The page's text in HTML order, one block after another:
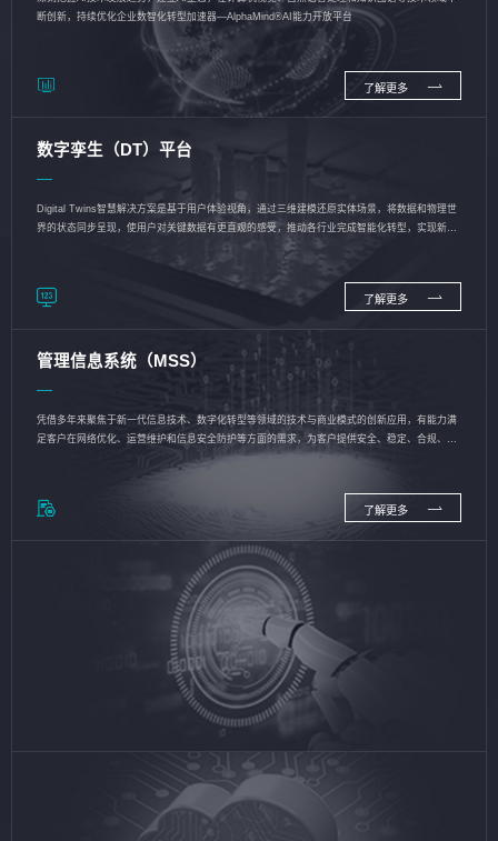
断创新，持续优化企业数智化转型加速器—AlphaMind®AI能力开放平台
了解更多
数字孪生（DT）平台
Digital Twins智慧解决方案是基于用户体验视角，通过三维建模还原实体场景，将数据和物理世
界的状态同步呈现，使用户对关键数据有更直观的感受，推动各行业完成智能化转型，实现新旧
了解更多
管理信息系统（MSS）
凭借多年来聚焦于新一代信息技术、数字化转型等领域的技术与商业模式的创新应用，有能力满
足客户在网络优化、运营维护和信息安全防护等方面的需求，为客户提供安全、稳定、合规、持
了解更多